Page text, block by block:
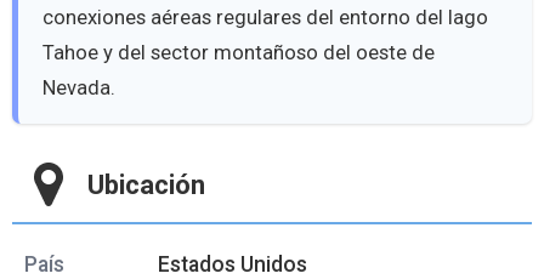
conexiones aéreas regulares del entorno del lago
Tahoe y del sector montañoso del oeste de
Nevada.
Ubicación
País Estados Unidos